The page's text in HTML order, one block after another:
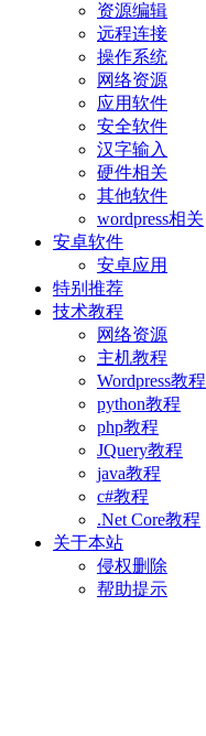
资源编辑
远程连接
操作系统
网络资源
应用软件
安全软件
汉字输入
硬件相关
其他软件
wordpress相关
安卓软件
安卓应用
特别推荐
技术教程
网络资源
主机教程
Wordpress教程
python教程
php教程
JQuery教程
java教程
c#教程
.Net Core教程
关于本站
侵权删除
帮助提示